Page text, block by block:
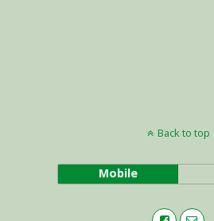
Back to top
Mobile